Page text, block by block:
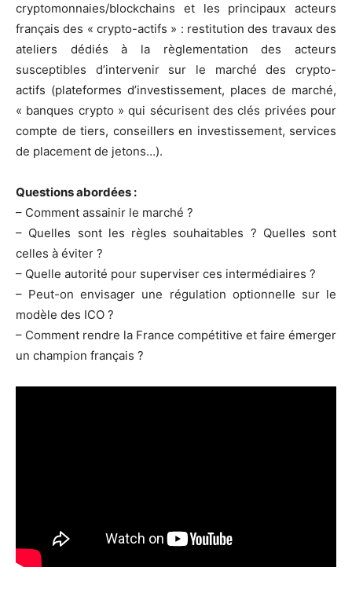
cryptomonnaies/blockchains et les principaux acteurs
français des « crypto-actifs » : restitution des travaux des
ateliers dédiés à la règlementation des acteurs
susceptibles d’intervenir sur le marché des crypto-
actifs (plateformes d’investissement, places de marché,
« banques crypto » qui sécurisent des clés privées pour
compte de tiers, conseillers en investissement, services
de placement de jetons…).
Questions abordées :
– Comment assainir le marché ?
– Quelles sont les règles souhaitables ? Quelles sont
celles à éviter ?
– Quelle autorité pour superviser ces intermédiaires ?
– Peut-on envisager une régulation optionnelle sur le
modèle des ICO ?
– Comment rendre la France compétitive et faire émerger
un champion français ?